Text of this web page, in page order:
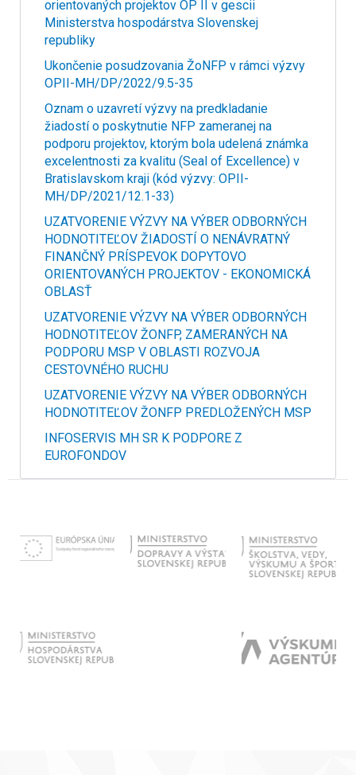
orientovaných projektov OP II v gescii
Ministerstva hospodárstva Slovenskej
republiky
Ukončenie posudzovania ŽoNFP v rámci výzvy
OPII-MH/DP/2022/9.5-35
Oznam o uzavretí výzvy na predkladanie
žiadostí o poskytnutie NFP zameranej na
podporu projektov, ktorým bola udelená známka
excelentnosti za kvalitu (Seal of Excellence) v
Bratislavskom kraji (kód výzvy: OPII-
MH/DP/2021/12.1-33)
UZATVORENIE VÝZVY NA VÝBER ODBORNÝCH
HODNOTITEĽOV ŽIADOSTÍ O NENÁVRATNÝ
FINANČNÝ PRÍSPEVOK DOPYTOVO
ORIENTOVANÝCH PROJEKTOV - EKONOMICKÁ
OBLASŤ
UZATVORENIE VÝZVY NA VÝBER ODBORNÝCH
HODNOTITEĽOV ŽONFP, ZAMERANÝCH NA
PODPORU MSP V OBLASTI ROZVOJA
CESTOVNÉHO RUCHU
UZATVORENIE VÝZVY NA VÝBER ODBORNÝCH
HODNOTITEĽOV ŽONFP PREDLOŽENÝCH MSP
INFOSERVIS MH SR K PODPORE Z
EUROFONDOV